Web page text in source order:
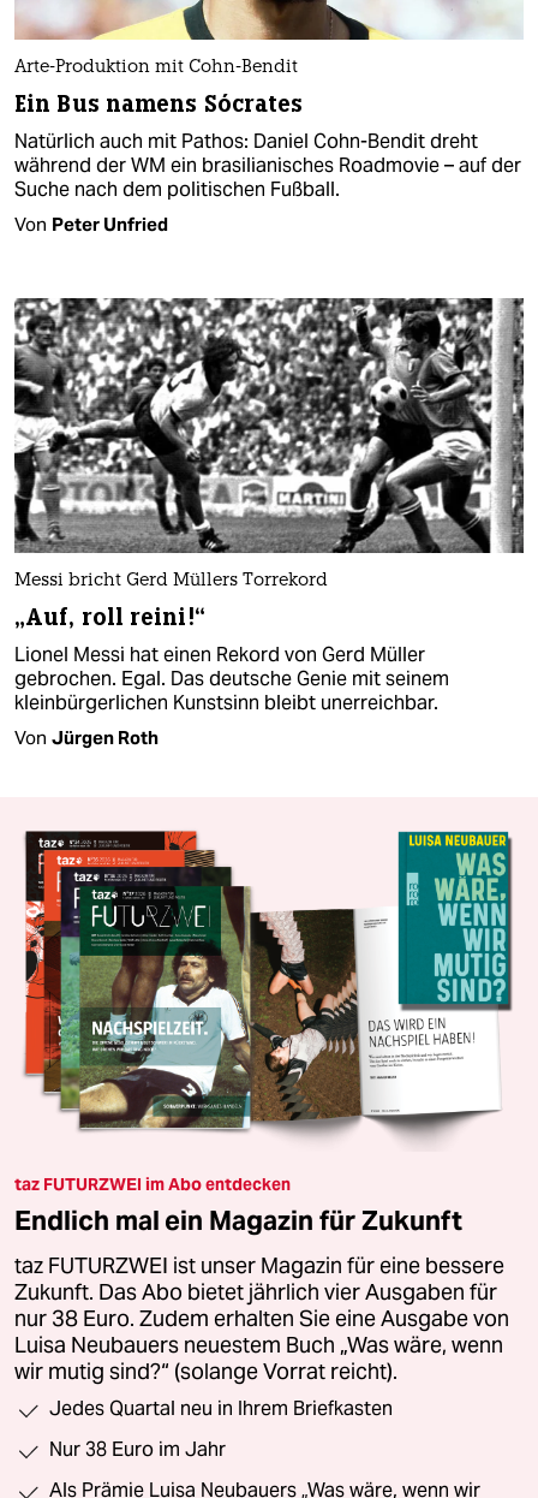
Arte-Produktion mit Cohn-Bendit
Ein Bus namens Sócrates
Natürlich auch mit Pathos: Daniel Cohn-Bendit dreht
während der WM ein brasilianisches Roadmovie – auf der
Suche nach dem politischen Fußball.
Von Peter Unfried
Messi bricht Gerd Müllers Torrekord
„Auf, roll reini!“
Lionel Messi hat einen Rekord von Gerd Müller
gebrochen. Egal. Das deutsche Genie mit seinem
kleinbürgerlichen Kunstsinn bleibt unerreichbar.
Von Jürgen Roth
taz FUTURZWEI im Abo entdecken
Endlich mal ein Magazin für Zukunft
taz FUTURZWEI ist unser Magazin für eine bessere
Zukunft. Das Abo bietet jährlich vier Ausgaben für
nur 38 Euro. Zudem erhalten Sie eine Ausgabe von
Luisa Neubauers neuestem Buch „Was wäre, wenn
wir mutig sind?“ (solange Vorrat reicht).
Jedes Quartal neu in Ihrem Briefkasten
Nur 38 Euro im Jahr
Als Prämie Luisa Neubauers „Was wäre, wenn wir